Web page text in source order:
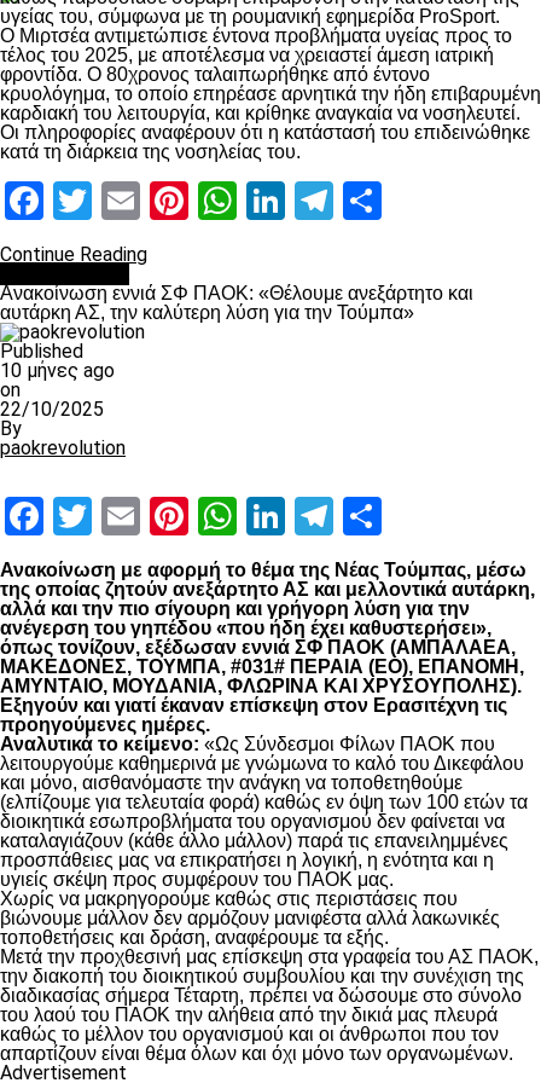
υγείας του, σύμφωνα με τη ρουμανική εφημερίδα ProSport.
Ο Μιρτσέα αντιμετώπισε έντονα προβλήματα υγείας προς το
τέλος του 2025, με αποτέλεσμα να χρειαστεί άμεση ιατρική
φροντίδα. Ο 80χρονος ταλαιπωρήθηκε από έντονο
κρυολόγημα, το οποίο επηρέασε αρνητικά την ήδη επιβαρυμένη
καρδιακή του λειτουργία, και κρίθηκε αναγκαία να νοσηλευτεί.
Οι πληροφορίες αναφέρουν ότι η κατάστασή του επιδεινώθηκε
κατά τη διάρκεια της νοσηλείας του.
Facebook
Twitter
EmailPinterest
WhatsApp
LinkedIn
Telegram
Continue Reading
Ανακοίνωση εννιά ΣΦ ΠΑΟΚ: «Θέλουμε ανεξάρτητο και
αυτάρκη ΑΣ, την καλύτερη λύση για την Τούμπα»
Published
10 μήνες ago
on
22/10/2025
By
paokrevolution
Facebook
Twitter
EmailPinterest
WhatsApp
LinkedIn
Telegram
Ανακοίνωση με αφορμή το θέμα της Νέας Τούμπας, μέσω
της οποίας ζητούν ανεξάρτητο ΑΣ και μελλοντικά αυτάρκη,
αλλά και την πιο σίγουρη και γρήγορη λύση για την
ανέγερση του γηπέδου «που ήδη έχει καθυστερήσει»,
όπως τονίζουν, εξέδωσαν εννιά ΣΦ ΠΑΟΚ (ΑΜΠΑΛΑΕΑ,
ΜΑΚΕΔΟΝΕΣ, ΤΟΥΜΠΑ, #031# ΠΕΡΑΙΑ (ΕΟ), ΕΠΑΝΟΜΗ,
ΑΜΥΝΤΑΙΟ, ΜΟΥΔΑΝΙΑ, ΦΛΩΡΙΝΑ ΚΑΙ ΧΡΥΣΟΥΠΟΛΗΣ).
Εξηγούν και γιατί έκαναν επίσκεψη στον Ερασιτέχνη τις
προηγούμενες ημέρες.
Αναλυτικά το κείμενο: «Ως Σύνδεσμοι Φίλων ΠΑΟΚ που
λειτουργούμε καθημερινά με γνώμωνα το καλό του Δικεφάλου
και μόνο, αισθανόμαστε την ανάγκη να τοποθετηθούμε
(ελπίζουμε για τελευταία φορά) καθώς εν όψη των 100 ετών τα
διοικητικά εσωπροβλήματα του οργανισμού δεν φαίνεται να
καταλαγιάζουν (κάθε άλλο μάλλον) παρά τις επανειλημμένες
προσπάθειες μας να επικρατήσει η λογική, η ενότητα και η
υγιείς σκέψη προς συμφέρουν του ΠΑΟΚ μας.
Χωρίς να μακρηγορούμε καθώς στις περιστάσεις που
βιώνουμε μάλλον δεν αρμόζουν μανιφέστα αλλά λακωνικές
τοποθετήσεις και δράση, αναφέρουμε τα εξής.
Μετά την προχθεσινή μας επίσκεψη στα γραφεία του ΑΣ ΠΑΟΚ,
την διακοπή του διοικητικού συμβουλίου και την συνέχιση της
διαδικασίας σήμερα Τέταρτη, πρέπει να δώσουμε στο σύνολο
του λαού του ΠΑΟΚ την αλήθεια από την δικιά μας πλευρά
καθώς το μέλλον του οργανισμού και οι άνθρωποι που τον
απαρτίζουν είναι θέμα όλων και όχι μόνο των οργανωμένων.
Advertisement